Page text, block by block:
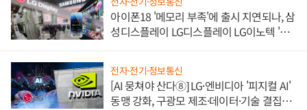
아이폰18 '메모리 부족'에 출시 지연되나, 삼
성디스플레이 LG디스플레이 LG이노텍 '탈
전자·전기·정보통신
[AI 뭉쳐야 산다⑧] LG·엔비디아 '피지컬 AI'
동맹 강화, 구광모 제조·데이터·기술 결집